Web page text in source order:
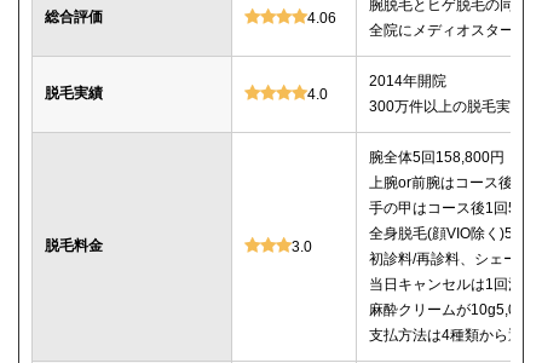
総合評価 4.06
腕脱毛とヒゲ脱毛の同時
全院にメディオスター
脱毛実績 4.0
2014年開院
300万件以上の脱毛実績
脱毛料金 3.0
腕全体5回158,800円
上腕or前腕はコース後1回
手の甲はコース後1回
全身脱毛(顔VIO除く)5回
初診料/再診料、シェービ
当日キャンセルは1回消化
麻酔クリームが10g5,000
支払方法は4種類から選べ